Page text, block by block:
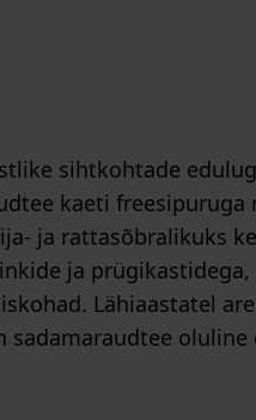
sihtkohtade
kaeti
ja rattasõbralikuks
ja
Lähiaastatel
sadamaraudtee